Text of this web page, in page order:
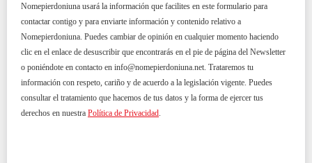
Nomepierdoniuna usará la información que facilites en este formulario para
contactar contigo y para enviarte información y contenido relativo a
Nomepierdoniuna. Puedes cambiar de opinión en cualquier momento haciendo
clic en el enlace de desuscribir que encontrarás en el pie de página del Newsletter
o poniéndote en contacto en info@nomepierdoniuna.net. Trataremos tu
información con respeto, cariño y de acuerdo a la legislación vigente. Puedes
consultar el tratamiento que hacemos de tus datos y la forma de ejercer tus
derechos en nuestra Política de Privacidad.